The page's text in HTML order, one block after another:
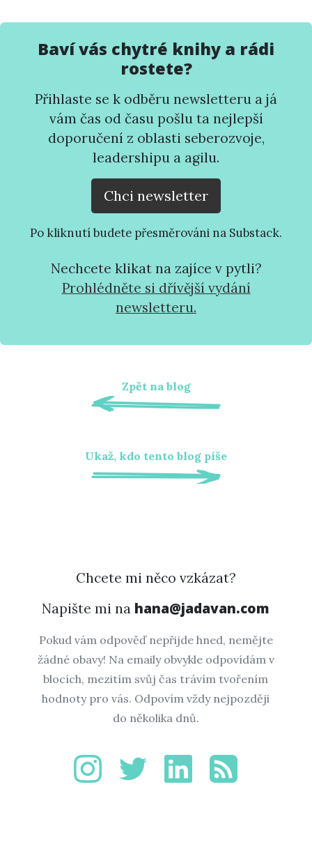
Baví vás chytré knihy a rádi
rostete?
Přihlaste se k odběru newsletteru a já
vám čas od času pošlu ta nejlepší
doporučení z oblasti seberozvoje,
leadershipu a agilu.
Chci newsletter
Po kliknutí budete přesměrováni na Substack.
Nechcete klikat na zajíce v pytli?
Prohlédněte si dřívější vydání
newsletteru.
Zpět na blog
Ukaž, kdo tento blog píše
Chcete mi něco vzkázat?
Napište mi na hana@jadavan.com
Pokud vám odpověď nepřijde hned, nemějte
žádné obavy! Na emaily obvykle odpovídám v
blocích, mezitím svůj čas trávím tvořením
hodnoty pro vás. Odpovím vždy nejpozději
do několika dnů.